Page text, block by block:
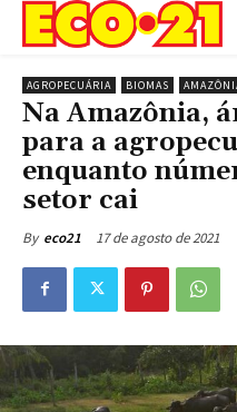
AGROPECUÁRIA BIOMAS
Na Amazônia,
para a
enquanto
setor cai
By eco21 17 de agosto de 2021